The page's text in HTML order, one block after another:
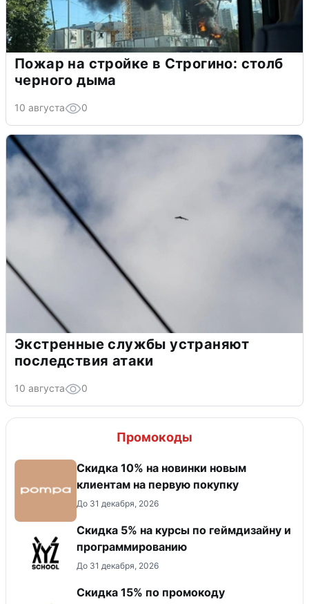
Пожар на стройке в Строгино: столб
черного дыма
10 августа 0
Экстренные службы устраняют
последствия атаки
10 августа 0
Промокоды
Скидка 10% на новинки новым
клиентам на первую покупку
До 31 декабря, 2026
Скидка 5% на курсы по геймдизайну и
программированию
До 31 декабря, 2026
Скидка 15% по промокоду